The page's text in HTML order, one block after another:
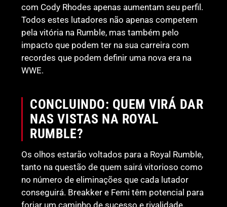
com Cody Rhodes apenas aumentam seu perfil.
Todos estes lutadores não apenas competem
pela vitória na Rumble, mas também pelo
impacto que podem ter na sua carreira com
recordes que podem definir uma nova era na
WWE.
CONCLUINDO: QUEM VIRÁ DAR
NAS VISTAS NA ROYAL
RUMBLE?
Os olhos estarão voltados para a Royal Rumble,
tanto na questão de quem sairá vitorioso como
no número de eliminações que cada lutador
conseguirá. Breakker e Femi têm potencial para
forjar um caminho de sucesso e rivalidade,